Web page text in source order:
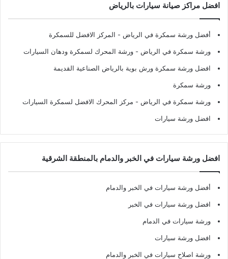
افضل مراكز صيانة سيارات بالرياض
أفضل ورشة سمكرة في الرياض - المركز الافضل للسمكرة
ورشة سمكرة في الرياض - ورشة المحرك لسمكرة ودهان السيارات
افضل ورشة سمكرة ورش بوية بالرياض الصناعية القديمة
ورشة سمكرة
ورشة سمكرة في الرياض - مركز المحرك الافضل لسمكرة السيارات
افضل ورشة سيارات
افضل ورشة سيارات في الخبر والدمام بالمنطقة الشرقية
أفضل ورشة سيارات في الخبر والدمام
افضل ورشة سيارات في الخبر
ورشة سيارات في الدمام
افضل ورشة سيارات
ورشة اصلاح سيارات في الخبر والدمام